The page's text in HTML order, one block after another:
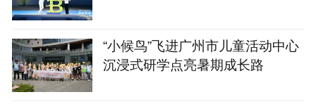
“小候鸟”飞进广州市儿童活动中心
沉浸式研学点亮暑期成长路